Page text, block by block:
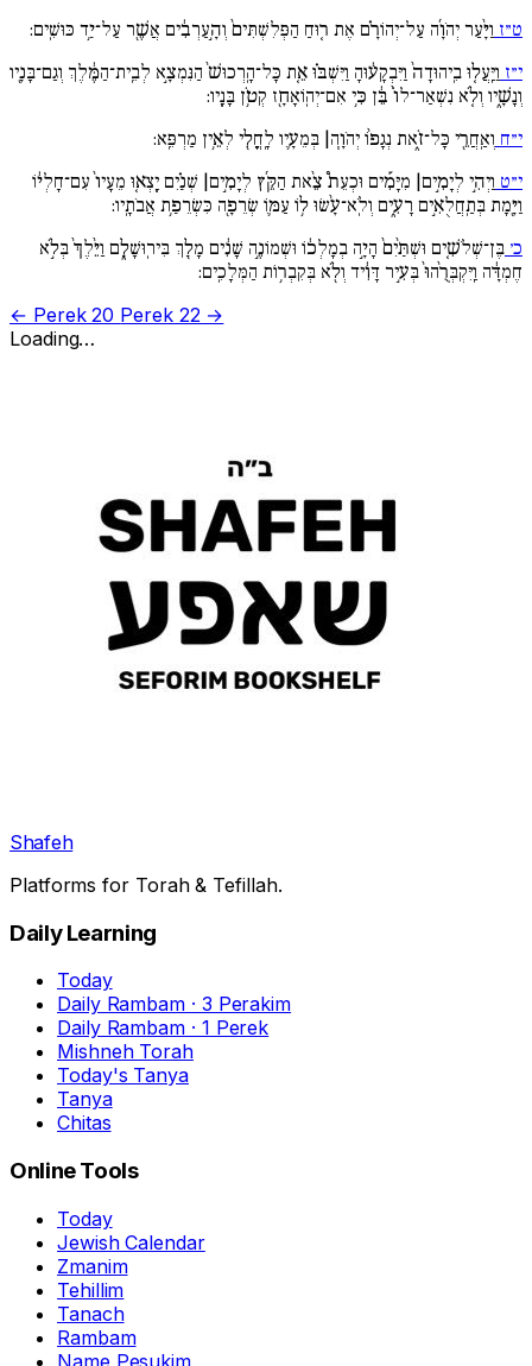
ט״ז וַיָּ֨עַר יְהֹוָ֜ה עַל־יְהוֹרָ֗ם אֶת ר֚וּחַ הַפְּלִשְׁתִּים֙ וְהָ֣עַרְבִ֔ים אֲשֶׁ֖ר עַל־יַ֥ד כּוּשִֽׁים:
י״ז וַיַּֽעֲל֚וּ בִֽיהוּדָה֙ וַיִּבְקָע֔וּהָ וַיִּשְׁבּ֗וּ אֵ֚ת כָּל־הָֽרְכוּשׁ֙ הַנִּמְצָ֣א לְבֵֽית־הַמֶּ֔לֶךְ וְגַם־בָּנָ֖יו
וְנָשָׁ֑יו וְלֹ֚א נִשְׁאַר־לוֹ֙ בֵּ֔ן כִּ֥י אִם־יְהֽוֹאָחָ֖ז קְטֹ֥ן בָּנָֽיו:
י״ח וְאַֽחֲרֵ֖י כָּל־זֹ֑את נְגָפ֨וֹ יְהֹוָ֧ה| בְּמֵעָ֛יו לָֽחֳלִ֖י לְאֵ֥ין מַרְפֵּֽא:
י״ט וַיְהִ֣י לְיָמִ֣ים| מִיָּמִ֡ים וּכְעֵת֩ צֵ֨את הַקֵּ֜ץ לְיָמִ֣ים| שְׁנַ֗יִם יָֽצְא֚וּ מֵעָיו֙ עִם־חָלְי֔וֹ
וַיָּ֖מָת בְּתַֽחֲלֻאִ֣ים רָעִ֑ים וְלֹֽא־עָ֨שׂוּ ל֥וֹ עַמּ֛וֹ שְׂרֵפָ֖ה כִּשְׂרֵפַ֥ת אֲבֹתָֽיו:
כ׳ בֶּן־שְׁלֹשִׁ֚ים וּשְׁתַּ֙יִם֙ הָיָ֣ה בְמָלְכ֔וֹ וּשְׁמוֹנֶ֣ה שָׁנִ֔ים מָלַ֖ךְ בִּירֽוּשָׁלִָ֑ם וַיֵּ֙לֶךְ֙ בְּלֹ֣א
חֶמְדָּ֔ה וַֽיִּקְבְּרֻ֙הוּ֙ בְּעִ֣יר דָּוִ֔יד וְלֹ֖א בְּקִבְר֥וֹת הַמְּלָכִֽים:
← Perek 20 Perek 22 →
Loading…
Shafeh
Platforms for Torah & Tefillah.
Daily Learning
Today
Daily Rambam · 3 Perakim
Daily Rambam · 1 Perek
Mishneh Torah
Today's Tanya
Tanya
Chitas
Online Tools
Today
Jewish Calendar
Zmanim
Tehillim
Tanach
Rambam
Name Pesukim